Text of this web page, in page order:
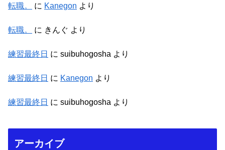
転職。 に Kanegon より
転職。 に きんぐ より
練習最終日 に suibuhogosha より
練習最終日 に Kanegon より
練習最終日 に suibuhogosha より
アーカイブ